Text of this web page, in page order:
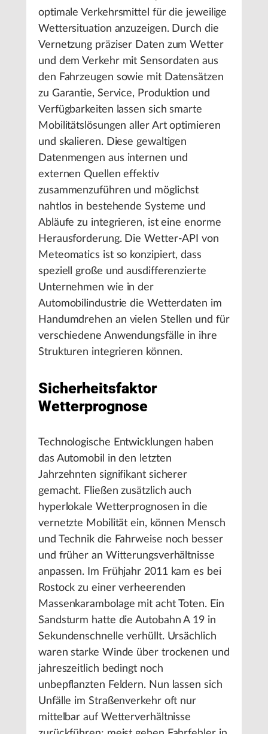
optimale Verkehrsmittel für die jeweilige
Wettersituation anzuzeigen. Durch die
Vernetzung präziser Daten zum Wetter
und dem Verkehr mit Sensordaten aus
den Fahrzeugen sowie mit Datensätzen
zu Garantie, Service, Produktion und
Verfügbarkeiten lassen sich smarte
Mobilitätslösungen aller Art optimieren
und skalieren. Diese gewaltigen
Datenmengen aus internen und
externen Quellen effektiv
zusammenzuführen und möglichst
nahtlos in bestehende Systeme und
Abläufe zu integrieren, ist eine enorme
Herausforderung. Die Wetter-API von
Meteomatics ist so konzipiert, dass
speziell große und ausdifferenzierte
Unternehmen wie in der
Automobilindustrie die Wetterdaten im
Handumdrehen an vielen Stellen und für
verschiedene Anwendungsfälle in ihre
Strukturen integrieren können.
Sicherheitsfaktor
Wetterprognose
Technologische Entwicklungen haben
das Automobil in den letzten
Jahrzehnten signifikant sicherer
gemacht. Fließen zusätzlich auch
hyperlokale Wetterprognosen in die
vernetzte Mobilität ein, können Mensch
und Technik die Fahrweise noch besser
und früher an Witterungsverhältnisse
anpassen. Im Frühjahr 2011 kam es bei
Rostock zu einer verheerenden
Massenkarambolage mit acht Toten. Ein
Sandsturm hatte die Autobahn A 19 in
Sekundenschnelle verhüllt. Ursächlich
waren starke Winde über trockenen und
jahreszeitlich bedingt noch
unbepflanzten Feldern. Nun lassen sich
Unfälle im Straßenverkehr oft nur
mittelbar auf Wetterverhältnisse